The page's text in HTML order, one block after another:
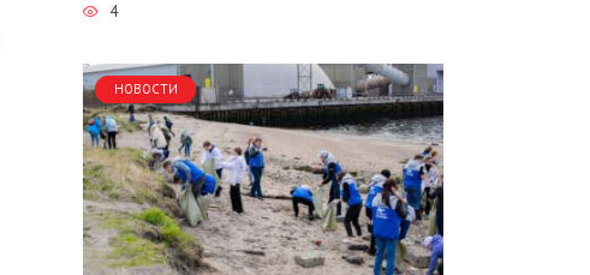
4
НОВОСТИ